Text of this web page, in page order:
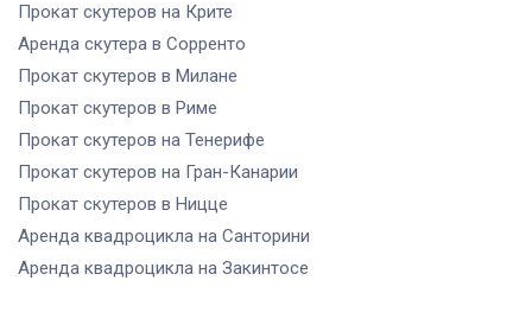
Прокат скутеров на Крите
Аренда скутера в Сорренто
Прокат скутеров в Милане
Прокат скутеров в Риме
Прокат скутеров на Тенерифе
Прокат скутеров на Гран-Канарии
Прокат скутеров в Ницце
Аренда квадроцикла на Санторини
Аренда квадроцикла на Закинтосе